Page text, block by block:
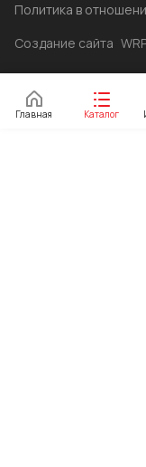
Главная Каталог
Политика в
Создание сайта